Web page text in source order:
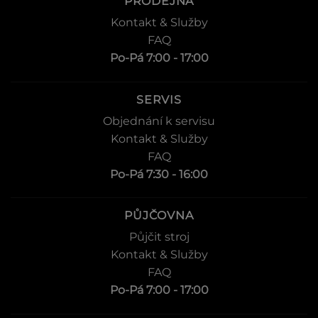
Kontakt & Služby
FAQ
Po-Pá 7:00 - 17:00
SERVIS
Objednání k servisu
Kontakt & Služby
FAQ
Po-Pá 7:30 - 16:00
PŮJČOVNA
Půjčit stroj
Kontakt & Služby
FAQ
Po-Pá 7:00 - 17:00